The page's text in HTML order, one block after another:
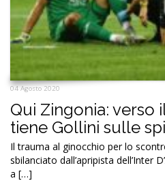
04 Agosto 2020
Qui Zingonia: verso
tiene Gollini sulle
Il trauma al ginocchio per lo
sbilanciato dall’apripista dell’Inter
a […]